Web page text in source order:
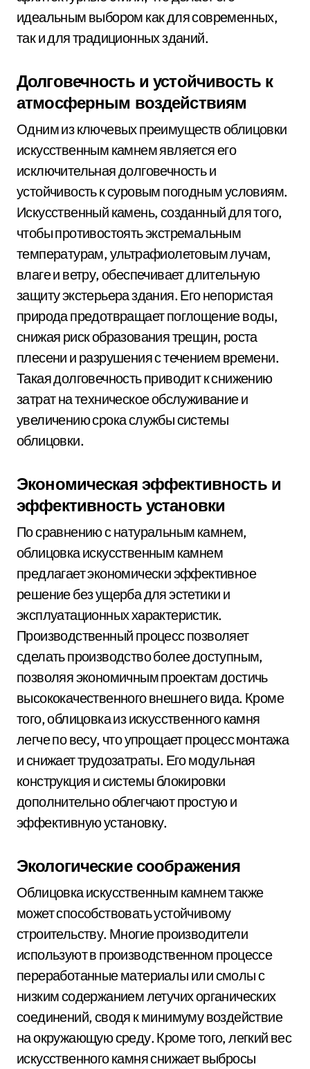
идеальным выбором как для современных,
так и для традиционных зданий.
Долговечность и устойчивость к
атмосферным воздействиям
Одним из ключевых преимуществ облицовки
искусственным камнем является его
исключительная долговечность и
устойчивость к суровым погодным условиям.
Искусственный камень, созданный для того,
чтобы противостоять экстремальным
температурам, ультрафиолетовым лучам,
влаге и ветру, обеспечивает длительную
защиту экстерьера здания. Его непористая
природа предотвращает поглощение воды,
снижая риск образования трещин, роста
плесени и разрушения с течением времени.
Такая долговечность приводит к снижению
затрат на техническое обслуживание и
увеличению срока службы системы
облицовки.
Экономическая эффективность и
эффективность установки
По сравнению с натуральным камнем,
облицовка искусственным камнем
предлагает экономически эффективное
решение без ущерба для эстетики и
эксплуатационных характеристик.
Производственный процесс позволяет
сделать производство более доступным,
позволяя экономичным проектам достичь
высококачественного внешнего вида. Кроме
того, облицовка из искусственного камня
легче по весу, что упрощает процесс монтажа
и снижает трудозатраты. Его модульная
конструкция и системы блокировки
дополнительно облегчают простую и
эффективную установку.
Экологические соображения
Облицовка искусственным камнем также
может способствовать устойчивому
строительству. Многие производители
используют в производственном процессе
переработанные материалы или смолы с
низким содержанием летучих органических
соединений, сводя к минимуму воздействие
на окружающую среду. Кроме того, легкий вес
искусственного камня снижает выбросы